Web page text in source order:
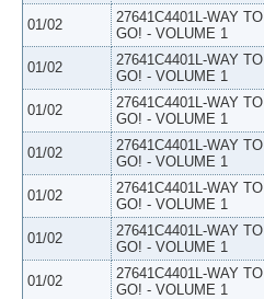
01/02
27641C4401L-WAY TO
GO! - VOLUME 1
01/02
27641C4401L-WAY TO
GO! - VOLUME 1
01/02
27641C4401L-WAY TO
GO! - VOLUME 1
01/02
27641C4401L-WAY TO
GO! - VOLUME 1
01/02
27641C4401L-WAY TO
GO! - VOLUME 1
01/02
27641C4401L-WAY TO
GO! - VOLUME 1
01/02
27641C4401L-WAY TO
GO! - VOLUME 1